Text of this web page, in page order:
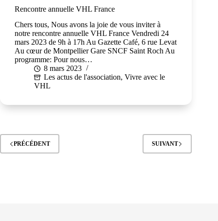
Rencontre annuelle VHL France
Chers tous, Nous avons la joie de vous inviter à
notre rencontre annuelle VHL France Vendredi 24
mars 2023 de 9h à 17h Au Gazette Café, 6 rue Levat
Au cœur de Montpellier Gare SNCF Saint Roch Au
programme: Pour nous…
8 mars 2023
Les actus de l'association, Vivre avec le
VHL
PRÉCÉDENT SUIVANT